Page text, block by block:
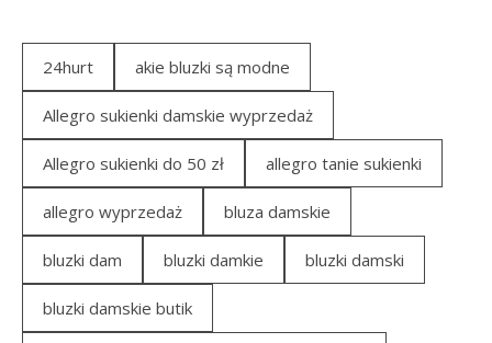
24hurt akie bluzki są modne
Allegro sukienki damskie wyprzedaż
Allegro sukienki do 50 zł allegro tanie sukienki
allegro wyprzedaż bluza damskie
bluzki dam bluzki damkie bluzki damski
bluzki damskie butik